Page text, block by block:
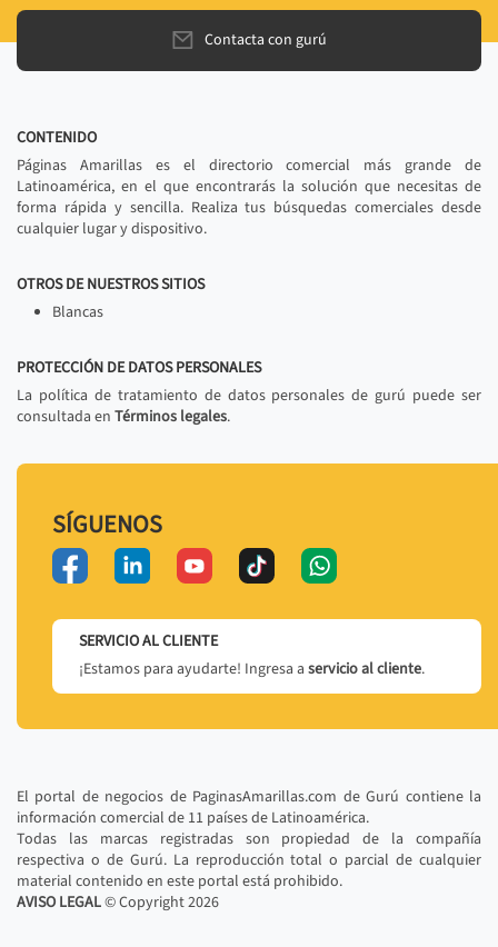
Contacta con gurú
CONTENIDO
Páginas Amarillas es el directorio comercial más grande de
Latinoamérica, en el que encontrarás la solución que necesitas de
forma rápida y sencilla. Realiza tus búsquedas comerciales desde
cualquier lugar y dispositivo.
OTROS DE NUESTROS SITIOS
Blancas
PROTECCIÓN DE DATOS PERSONALES
La política de tratamiento de datos personales de gurú puede ser
consultada en Términos legales.
SÍGUENOS
SERVICIO AL CLIENTE
¡Estamos para ayudarte! Ingresa a servicio al cliente.
El portal de negocios de PaginasAmarillas.com de Gurú contiene la
información comercial de 11 países de Latinoamérica.
Todas las marcas registradas son propiedad de la compañía
respectiva o de Gurú. La reproducción total o parcial de cualquier
material contenido en este portal está prohibido.
AVISO LEGAL© Copyright2026